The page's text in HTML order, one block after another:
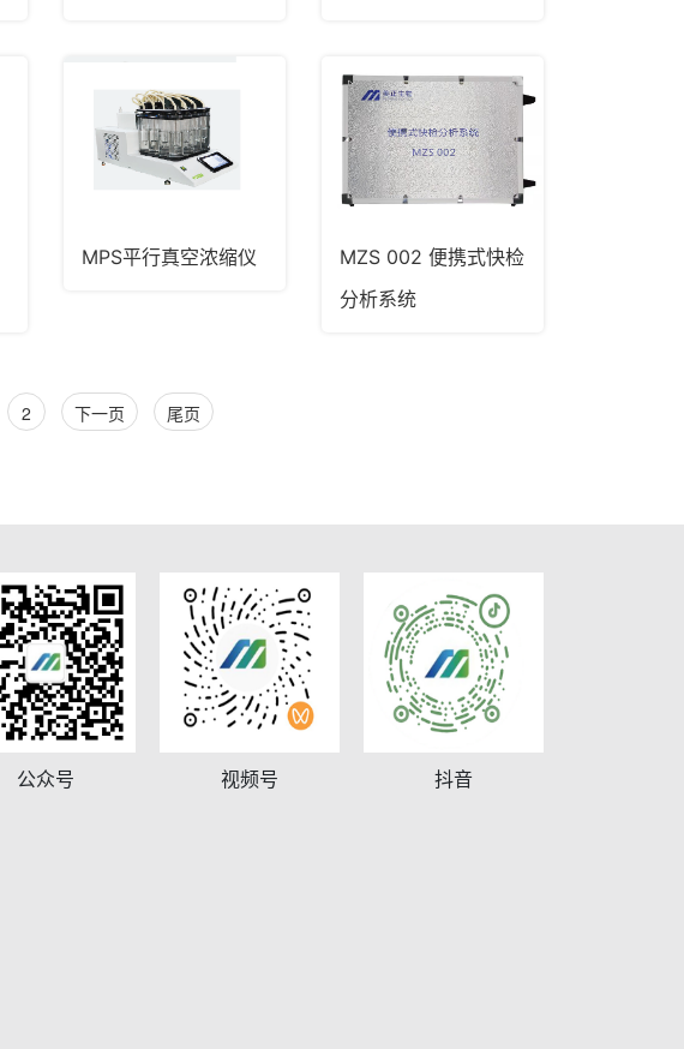
MPS平行真空浓缩仪
MZS 002 便携式快检
分析系统
2 下一页 尾页
公众号 视频号 抖音